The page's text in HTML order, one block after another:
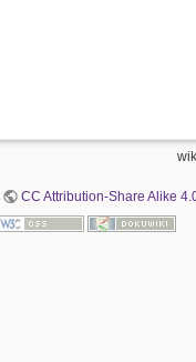
CC Attribution-Share Alike